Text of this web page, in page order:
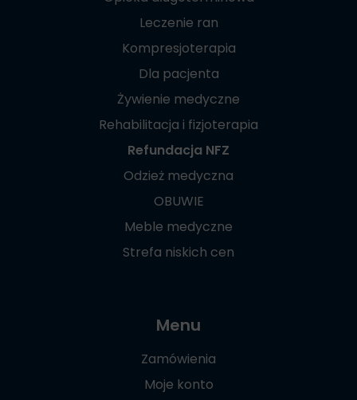
Leczenie ran
Kompresjoterapia
Dla pacjenta
Żywienie medyczne
Rehabilitacja i fizjoterapia
Refundacja NFZ
Odzież medyczna
OBUWIE
Meble medyczne
Strefa niskich cen
Menu
Zamówienia
Moje konto